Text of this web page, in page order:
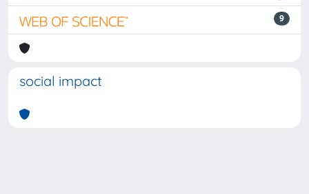
9
social impact